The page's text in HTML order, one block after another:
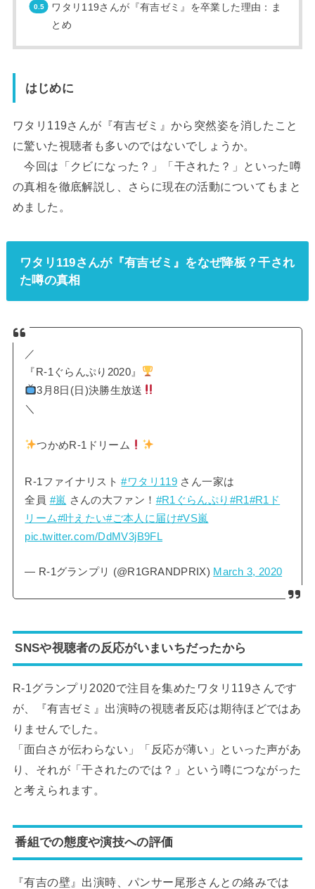
ワタリ119さんが『有吉ゼミ』を卒業した理由：ま
とめ
はじめに
ワタリ119さんが『有吉ゼミ』から突然姿を消したこと
に驚いた視聴者も多いのではないでしょうか。
今回は「クビになった？」「干された？」といった噂
の真相を徹底解説し、さらに現在の活動についてもまと
めました。
ワタリ119さんが『有吉ゼミ』をなぜ降板？干され
た噂の真相
／
『R-1ぐらんぷり2020』
3月8日(日)決勝生放送
＼
つかめR-1ドリーム
R-1ファイナリスト#ワタリ119 さん一家は
全員 #嵐 さんの大ファン！ #R1ぐらんぷり #R1#R1ド
リーム#叶えたい#ご本人に届け#VS嵐
pic.twitter.com/DdMV3jB9FL
— R-1グランプリ (@R1GRANDPRIX) March 3, 2020
SNSや視聴者の反応がいまいちだったから
R-1グランプリ2020で注目を集めたワタリ119さんです
が、『有吉ゼミ』出演時の視聴者反応は期待ほどではあ
りませんでした。
「面白さが伝わらない」「反応が薄い」といった声があ
り、それが「干されたのでは？」という噂につながった
と考えられます。
番組での態度や演技への評価
『有吉の壁』出演時、パンサー尾形さんとの絡みでは